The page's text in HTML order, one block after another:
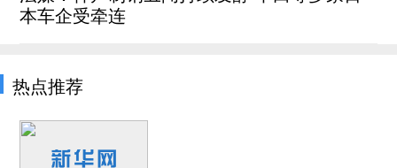
本车企受牵连
热点推荐